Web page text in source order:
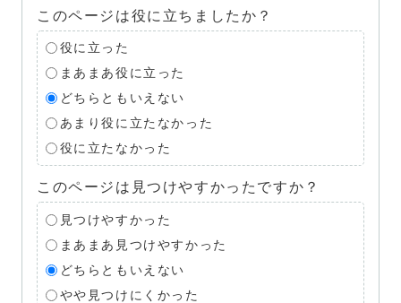
このページは役に立ちましたか？
役に立った
まあまあ役に立った
どちらともいえない
あまり役に立たなかった
役に立たなかった
このページは見つけやすかったですか？
見つけやすかった
まあまあ見つけやすかった
どちらともいえない
やや見つけにくかった